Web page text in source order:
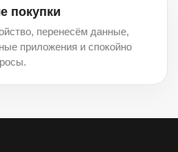
покупки
перенесём данные,
приложения и спокойно